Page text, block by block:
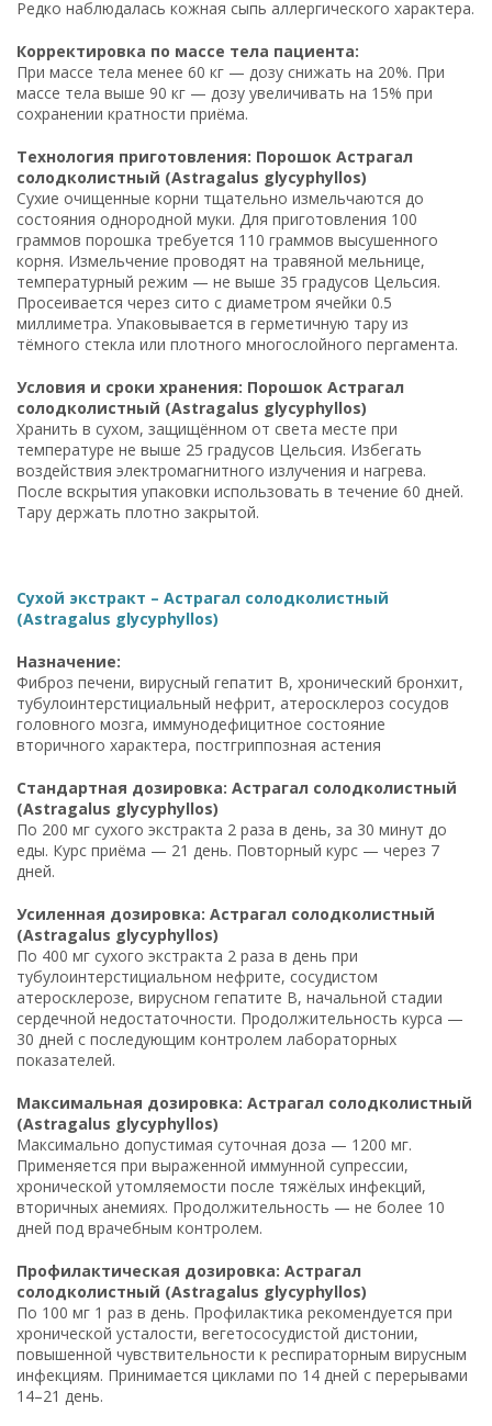
Редко наблюдалась кожная сыпь аллергического характера.
Корректировка по массе тела пациента:
При массе тела менее 60 кг — дозу снижать на 20%. При
массе тела выше 90 кг — дозу увеличивать на 15% при
сохранении кратности приёма.
Технология приготовления: Порошок Астрагал
солодколистный (Astragalus glycyphyllos)
Сухие очищенные корни тщательно измельчаются до
состояния однородной муки. Для приготовления 100
граммов порошка требуется 110 граммов высушенного
корня. Измельчение проводят на травяной мельнице,
температурный режим — не выше 35 градусов Цельсия.
Просеивается через сито с диаметром ячейки 0.5
миллиметра. Упаковывается в герметичную тару из
тёмного стекла или плотного многослойного пергамента.
Условия и сроки хранения: Порошок Астрагал
солодколистный (Astragalus glycyphyllos)
Хранить в сухом, защищённом от света месте при
температуре не выше 25 градусов Цельсия. Избегать
воздействия электромагнитного излучения и нагрева.
После вскрытия упаковки использовать в течение 60 дней.
Тару держать плотно закрытой.
Сухой экстракт – Астрагал солодколистный
(Astragalus glycyphyllos)
Назначение:
Фиброз печени, вирусный гепатит B, хронический бронхит,
тубулоинтерстициальный нефрит, атеросклероз сосудов
головного мозга, иммунодефицитное состояние
вторичного характера, постгриппозная астения
Стандартная дозировка: Астрагал солодколистный
(Astragalus glycyphyllos)
По 200 мг сухого экстракта 2 раза в день, за 30 минут до
еды. Курс приёма — 21 день. Повторный курс — через 7
дней.
Усиленная дозировка: Астрагал солодколистный
(Astragalus glycyphyllos)
По 400 мг сухого экстракта 2 раза в день при
тубулоинтерстициальном нефрите, сосудистом
атеросклерозе, вирусном гепатите B, начальной стадии
сердечной недостаточности. Продолжительность курса —
30 дней с последующим контролем лабораторных
показателей.
Максимальная дозировка: Астрагал солодколистный
(Astragalus glycyphyllos)
Максимально допустимая суточная доза — 1200 мг.
Применяется при выраженной иммунной супрессии,
хронической утомляемости после тяжёлых инфекций,
вторичных анемиях. Продолжительность — не более 10
дней под врачебным контролем.
Профилактическая дозировка: Астрагал
солодколистный (Astragalus glycyphyllos)
По 100 мг 1 раз в день. Профилактика рекомендуется при
хронической усталости, вегетососудистой дистонии,
повышенной чувствительности к респираторным вирусным
инфекциям. Принимается циклами по 14 дней с перерывами
14–21 день.